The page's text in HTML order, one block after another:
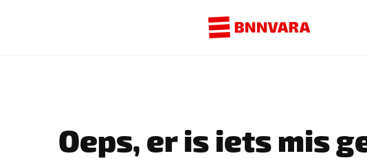
Oeps, er is iets mis